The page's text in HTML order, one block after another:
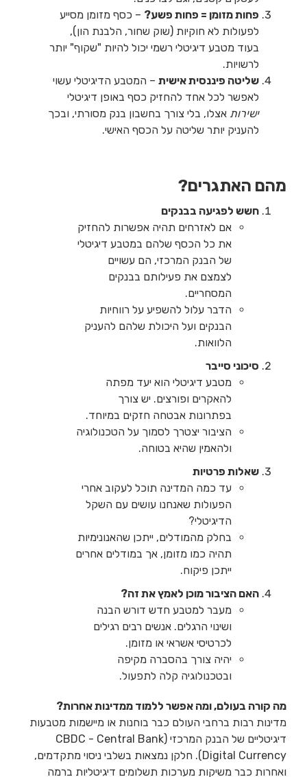
פחות מזומן = פחות פשע? – כסף מזומן מסייע
לפעולות לא חוקיות (שוק שחור, הלבנת הון),
בעוד מטבע דיגיטלי רשמי יכול להיות "שקוף" יותר
לרשויות.
שליטה פיננסית אישית – המטבע הדיגיטלי עשוי
לאפשר לכל אחד להחזיק כסף באופן דיגיטלי
ישירות אצלו, בלי צורך בחשבון בנק מסורתי, ובכך
להעניק יותר שליטה על הכסף האישי.
מהם האתגרים?
חשש לפגיעה בבנקים
אם לאזרחים תהיה אפשרות להחזיק
את כל הכסף שלהם במטבע דיגיטלי
של הבנק המרכזי, הם עשויים
לצמצם את פעילותם בבנקים
המסחריים.
הדבר עלול להשפיע על רווחיות
הבנקים ועל היכולת שלהם להעניק
הלוואות.
סיכוני סייבר
מטבע דיגיטלי הוא יעד מפתה
להאקרים ופורצים. יש צורך
בפתרונות אבטחה חזקים במיוחד.
הציבור יצטרך לסמוך על הטכנולוגיה
ולהאמין שהיא בטוחה.
שאלות פרטיות
עד כמה המדינה תוכל לעקוב אחרי
הפעולות שאנחנו עושים עם השקל
הדיגיטלי?
בחלק מהמודלים, ייתכן שהאנונימיות
תהיה כמו מזומן, אך במודלים אחרים
ייתכן פיקוח.
האם הציבור מוכן לאמץ את זה?
מעבר למטבע חדש דורש הבנה
ושינוי הרגלים. אנשים רבים רגילים
לכרטיסי אשראי או מזומן.
יהיה צורך בהסברה מקיפה
ובטכנולוגיה קלה לתפעול.
מה קורה בעולם, ומה אפשר ללמוד ממדינות אחרות?
מדינות רבות ברחבי העולם כבר בוחנות או מיישמות מטבעות
דיגיטליים של הבנק המרכזי (CBDC - Central Bank
Digital Currency). חלקן נמצאות בשלבי ניסוי מתקדמים,
ואחרות כבר משיקות מערכות תשלומים דיגיטליות ברמה